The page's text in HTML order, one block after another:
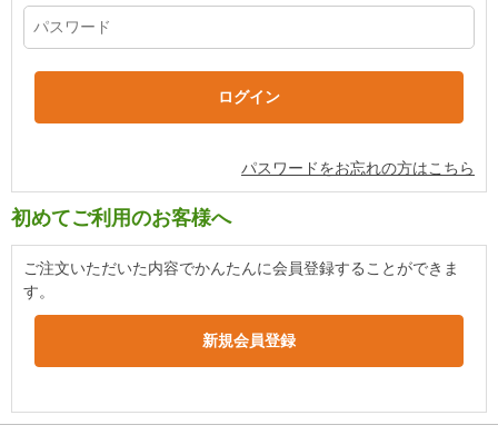
パスワードをお忘れの方はこちら
初めてご利用のお客様へ
ご注文いただいた内容でかんたんに会員登録することができま
す。